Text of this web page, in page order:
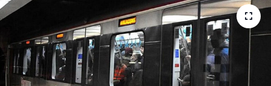
DÜNYA
EĞİTİM